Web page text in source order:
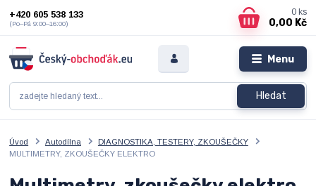
Menu
Hledat
+420 605 538 133
(Po–Pá 9:00–16:00)
0 ks
0,00 Kč
Úvod Autodílna
DIAGNOSTIKA, TESTERY, ZKOUŠEČKY
MULTIMETRY, ZKOUŠEČKY ELEKTRO